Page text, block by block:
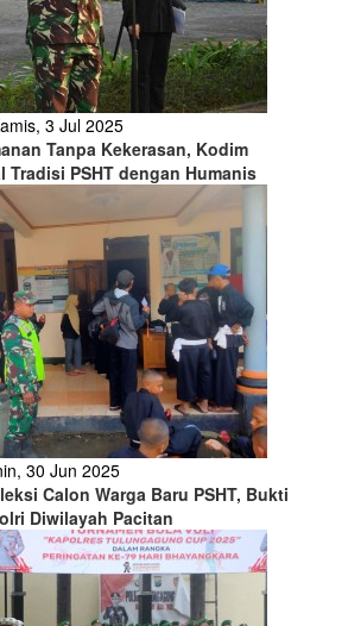
3 Jul 2025
Tanpa Kekerasan, Kodim
Tradisi PSHT dengan Humanis
30 Jun 2025
Calon Warga Baru PSHT, Bukti
Diwilayah Pacitan